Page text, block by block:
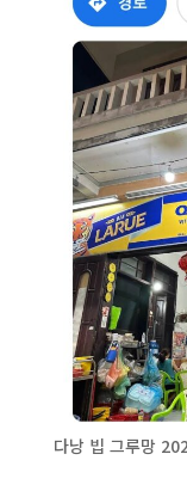
다낭 빕 그루망